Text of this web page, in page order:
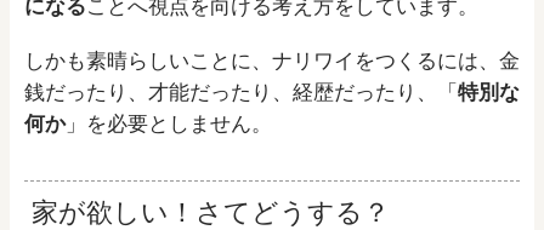
になることへ視点を向ける考え方をしています。
しかも素晴らしいことに、ナリワイをつくるには、金
銭だったり、才能だったり、経歴だったり、「 特別な
何か」を必要としません。
家が欲しい！さてどうする？